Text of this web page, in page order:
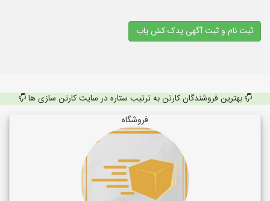
ثبت نام و ثبت آگهی یدک کش یاب
بهترین فروشندگان کارتن به ترتیب ستاره در سایت کارتن سازی ها
فروشگاه